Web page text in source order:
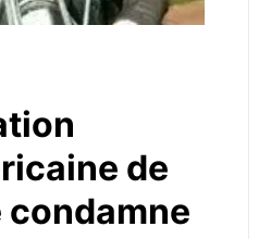
de
condamne